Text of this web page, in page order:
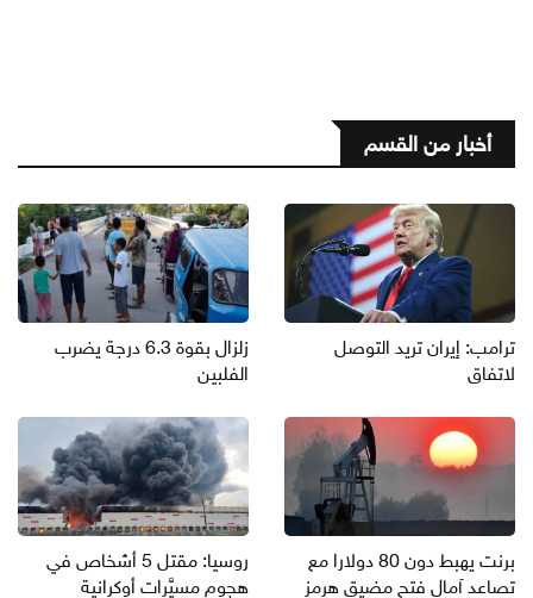
أخبار من القسم
ترامب: إيران تريد التوصل
لاتفاق
زلزال بقوة 6.3 درجة يضرب
الفلبين
برنت يهبط دون 80 دولارا مع
تصاعد آمال فتح مضيق هرمز
روسيا: مقتل 5 أشخاص في
هجوم مسيَّرات أوكرانية